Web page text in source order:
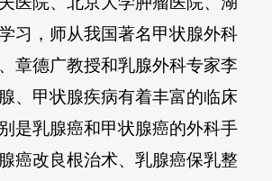
习，师从我国著名甲状腺外科
章德广教授和乳腺外科专家李
、甲状腺疾病有着丰富的临床
是乳腺癌和甲状腺癌的外科手
癌改良根治术、乳腺癌保乳整